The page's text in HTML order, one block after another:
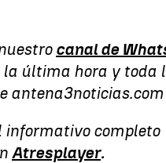
canal de
la última hora y toda
antena3noticias.com
informativo completo
Atresplayer.